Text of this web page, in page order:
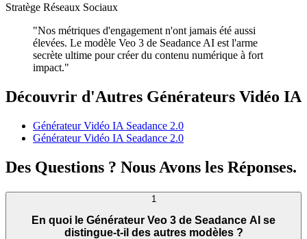
Stratège Réseaux Sociaux
"Nos métriques d'engagement n'ont jamais été aussi
élevées. Le modèle Veo 3 de Seadance AI est l'arme
secrète ultime pour créer du contenu numérique à fort
impact."
Découvrir d'Autres Générateurs Vidéo IA
Générateur Vidéo IA Seadance 2.0
Générateur Vidéo IA Seadance 2.0
Des Questions ? Nous Avons les Réponses.
1
En quoi le Générateur Veo 3 de Seadance AI se
distingue-t-il des autres modèles ?